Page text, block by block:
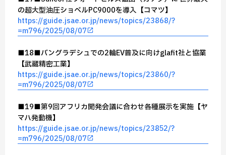
の超大型油圧ショベルPC9000を導入【コマツ】
https://guide.jsae.or.jp/news/topics/23868/?
=m796/2025/08/07
■18■バングラデシュでの2輪EV普及に向けglafit社と協業
【武蔵精密工業】
https://guide.jsae.or.jp/news/topics/23860/?
=m796/2025/08/07
■19■第9回アフリカ開発会議に合わせ各種展示を実施【ヤ
マハ発動機】
https://guide.jsae.or.jp/news/topics/23852/?
=m796/2025/08/07